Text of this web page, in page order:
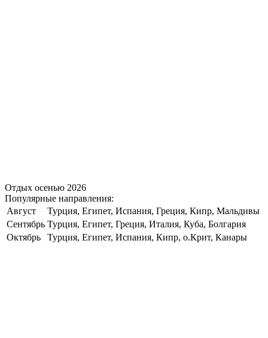
Отдых осенью 2026
Популярные направления:
Август
Турция, Египет, Испания, Греция, Кипр, Мальдивы
Сентябрь Турция, Египет, Греция, Италия, Куба, Болгария
Октябрь
Турция, Египет, Испания, Кипр, о.Крит, Канары